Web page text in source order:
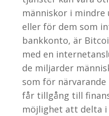
människor i mindre
eller för dem som
bankkonto, är
med en
de miljarder
som för
får tillgång till
möjlighet att delta i